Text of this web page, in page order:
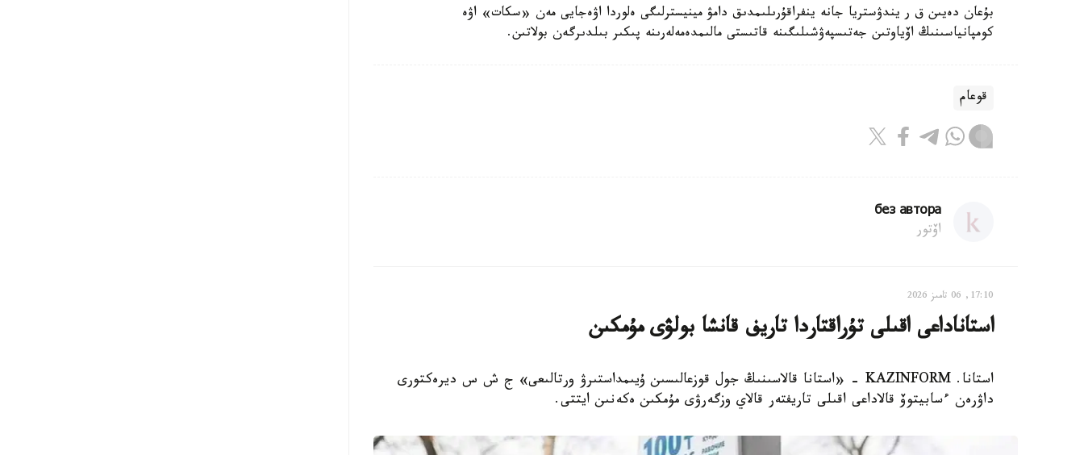
بۇعان دەيىن ق ر يندۋستريا جانە ينفراقۇرىلىمدىق دامۋ مينيسترلىگى ەلوردا اۋەجايى مەن «سكات» اۋە
كومپانياسىنىڭ اۆياوتىن جەتىسپەۋشىلىگىنە قاتىستى مالىمدەمەلەرىنە پىكىر بىلدىرگەن بولاتىن.
قوعام
без автора
اۆتور
17:10, 06 تامىز 2026
استاناداعى اقىلى تۇراقتاردا تاريف قانشا بولۋى مۇمكىن
استانا. KAZINFORM - «استانا قالاسىنىڭ جول قوزعالىسىن ۇيىمداستىرۋ ورتالىعى» ج ش س ديرەكتورى
داۋرەن ءسابيتوۆ قالاداعى اقىلى تاريفتەر قالاي وزگەرۋى مۇمكىن ەكەنىن ايتتى.